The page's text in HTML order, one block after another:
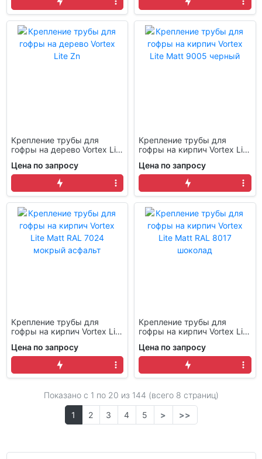
Крепление трубы для
гофры на дерево Vortex Lite
Цена по запросу
Крепление трубы для
гофры на кирпич Vortex Lite
Цена по запросу
Крепление трубы для
гофры на кирпич Vortex Lite
асфальт
Цена по запросу
Крепление трубы для
гофры на кирпич Vortex Lite
Цена по запросу
Показано с 1 по 20 из 144 (всего 8 страниц)
1
2 3 4 5 > >>